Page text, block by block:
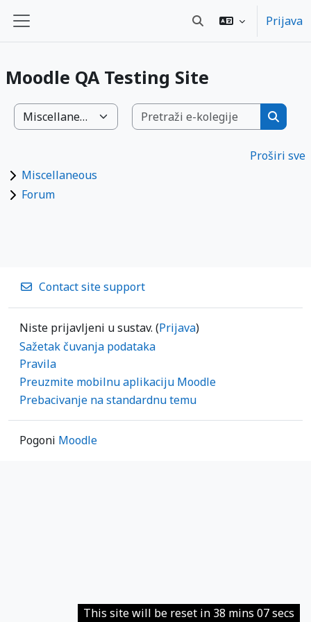
Bočni panel Toggle search input
Prijava
Moodle QA Testing Site
Popis e-kolegija
Pretraži
Proširi sve
Miscellaneous
Forum
Contact site support
Niste prijavljeni u sustav. (Prijava)
Sažetak čuvanja podataka
Pravila
Preuzmite mobilnu aplikaciju Moodle
Prebacivanje na standardnu temu
Pogoni Moodle
This site will be reset in 38 mins 07 secs